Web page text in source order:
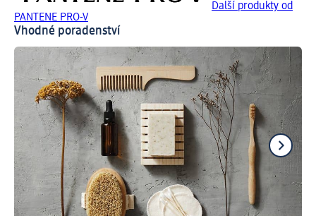
Další produkty od
PANTENE PRO-V
Vhodné poradenství